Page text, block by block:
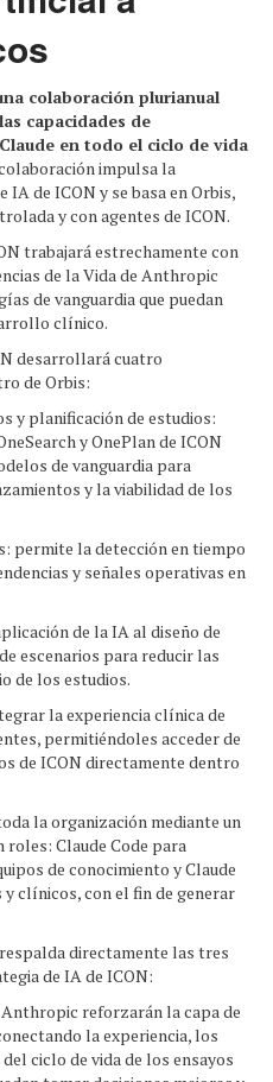
colaboración plurianual
capacidades de
en todo el ciclo de vida
impulsa la
de ICON y se basa en Orbis,
y con agentes de ICON.
trabajará estrechamente con
de la Vida de Anthropic
de vanguardia que puedan
clínico.
desarrollará cuatro
de Orbis:
y planificación de estudios:
y OnePlan de ICON
de vanguardia para
y la viabilidad de los
permite la detección en tiempo
y señales operativas en
de la IA al diseño de
escenarios para reducir las
de los estudios.
la experiencia clínica de
permitiéndoles acceder de
de ICON directamente dentro
la organización mediante un
roles: Claude Code para
de conocimiento y Claude
clínicos, con el fin de generar
directamente las tres
de IA de ICON:
reforzarán la capa de
la experiencia, los
ciclo de vida de los ensayos